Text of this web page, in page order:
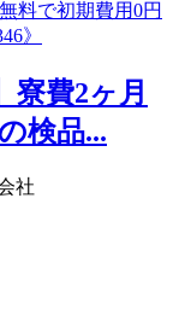
寮費2ヶ月
検品...
社